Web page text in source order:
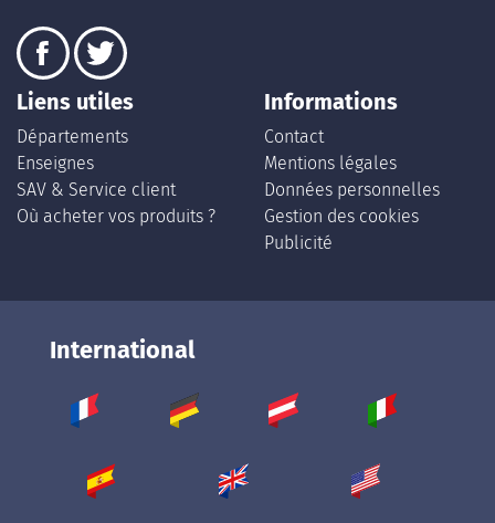
Liens utiles
Départements
Enseignes
SAV & Service client
Où acheter vos produits ?
Informations
Contact
Mentions légales
Données personnelles
Gestion des cookies
Publicité
International